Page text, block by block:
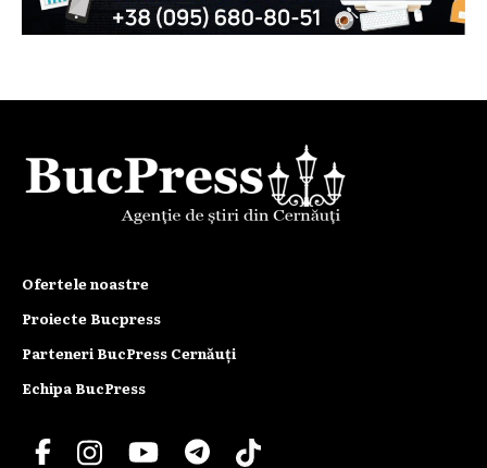
Ofertele noastre
Proiecte Bucpress
Parteneri BucPress Cernăuți
Echipa BucPress